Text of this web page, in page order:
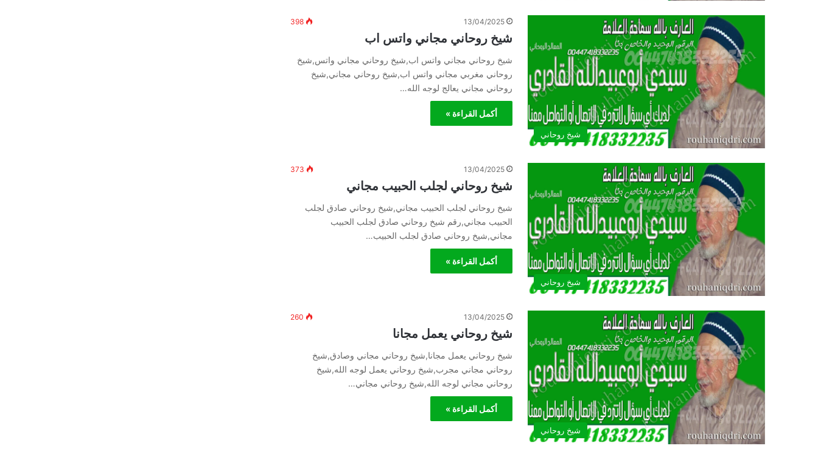
شيخ روحاني
13/04/2025
398
شيخ روحاني مجاني واتس اب
شيخ روحاني مجاني واتس اب,شيخ روحاني مجاني واتس,شيخ
روحاني مغربي مجاني واتس اب,شيخ روحاني مجاني,شيخ
روحاني مجاني يعالج لوجه الله…
أكمل القراءة »
شيخ روحاني
13/04/2025
373
شيخ روحاني لجلب الحبيب مجاني
شيخ روحاني لجلب الحبيب مجاني,شيخ روحاني صادق لجلب
الحبيب مجاني,رقم شيخ روحاني صادق لجلب الحبيب
مجاني,شيخ روحاني صادق لجلب الحبيب…
أكمل القراءة »
شيخ روحاني
13/04/2025
260
شيخ روحاني يعمل مجانا
شيخ روحاني يعمل مجانا,شيخ روحاني مجاني وصادق,شيخ
روحاني مجاني مجرب,شيخ روحاني يعمل لوجه الله,شيخ
روحاني مجاني لوجه الله,شيخ روحاني مجاني…
أكمل القراءة »